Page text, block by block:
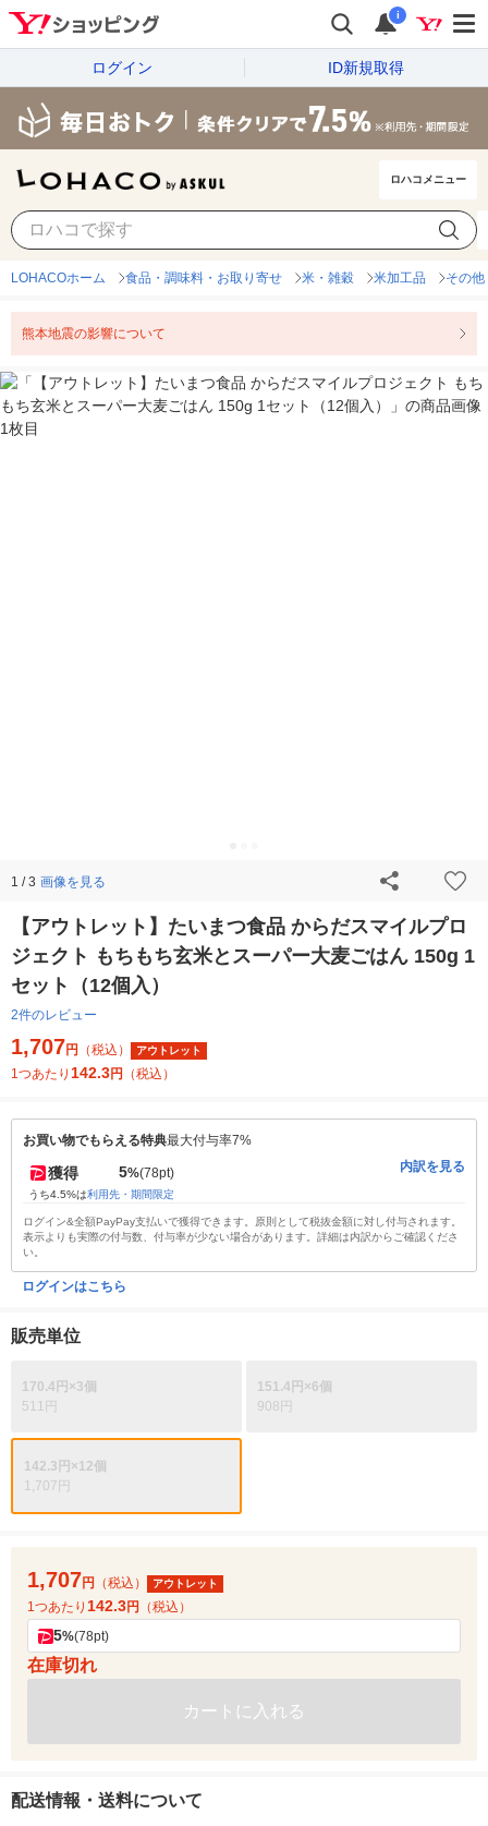
i
ログイン ID新規取得
ロハコメニュー
LOHACOホーム 食品・調味料・お取り寄せ 米・雑穀 米加工品 その
熊本地震の影響について
1 / 3 画像を見る
【アウトレット】たいまつ食品 からだスマイルプロ
ジェクト もちもち玄米とスーパー大麦ごはん 150g 1
セット（12個入）
2件のレビュー
1,707円 （税込） アウトレット
1つあたり 142.3円 （税込）
お買い物でもらえる特典最大付与率7%
獲得 5%(78pt)
うち4.5%は利用先・期間限定
内訳を見る
ログイン&全額PayPay支払いで獲得できます。原則として税抜金額に対し付与されます。
表示よりも実際の付与数、付与率が少ない場合があります。詳細は内訳からご確認くださ
い。
ログインはこちら
販売単位
170.4円×3個
511円
151.4円×6個
908円
142.3円×12個
1,707円
1,707円 （税込） アウトレット
1つあたり 142.3円 （税込）
5%(78pt)
在庫切れ
カートに入れる
配送情報・送料について